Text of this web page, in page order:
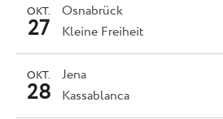
Osnabrück
OKT.
27 Kleine Freiheit
Jena
OKT.
28 Kassablanca